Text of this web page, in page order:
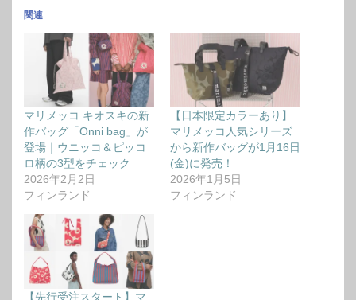
関連
マリメッコ キオスキの新
作バッグ「Onni bag」が
登場｜ウニッコ＆ピッコ
ロ柄の3型をチェック
2026年2月2日
フィンランド
【日本限定カラーあり】
マリメッコ人気シリーズ
から新作バッグが1月16日
(金)に発売！
2026年1月5日
フィンランド
【先行受注スタート】マ